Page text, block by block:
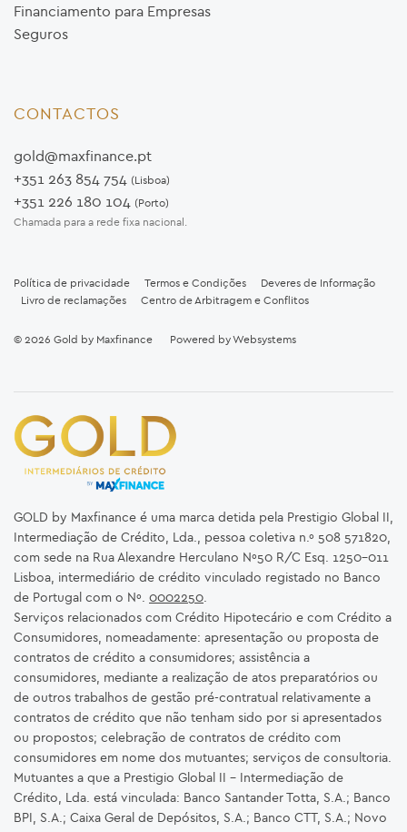
Financiamento para Empresas
Seguros
CONTACTOS
gold@maxfinance.pt
+351 263 854 754 (Lisboa)
+351 226 180 104 (Porto)
Chamada para a rede fixa nacional.
Política de privacidade Termos e Condições
Deveres de Informação
Livro de reclamações
Centro de Arbitragem e Conflitos
© 2026 Gold by Maxfinance Powered byWebsystems
GOLD by Maxfinance é uma marca detida pela Prestigio Global II,
Intermediação de Crédito, Lda., pessoa coletiva n.º 508 571820,
com sede na Rua Alexandre Herculano Nº50 R/C Esq. 1250-011
Lisboa, intermediário de crédito vinculado registado no Banco
de Portugal com o Nº. 0002250.
Serviços relacionados com Crédito Hipotecário e com Crédito a
Consumidores, nomeadamente: apresentação ou proposta de
contratos de crédito a consumidores; assistência a
consumidores, mediante a realização de atos preparatórios ou
de outros trabalhos de gestão pré-contratual relativamente a
contratos de crédito que não tenham sido por si apresentados
ou propostos; celebração de contratos de crédito com
consumidores em nome dos mutuantes; serviços de consultoria.
Mutuantes a que a Prestigio Global II – Intermediação de
Crédito, Lda. está vinculada: Banco Santander Totta, S.A.; Banco
BPI, S.A.; Caixa Geral de Depósitos, S.A.; Banco CTT, S.A.; Novo